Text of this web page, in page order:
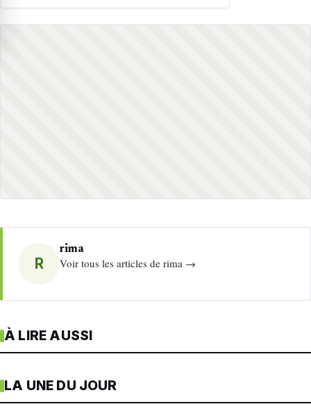
R
rima
Voir tous les articles de rima →
À LIRE AUSSI
LA UNE DU JOUR